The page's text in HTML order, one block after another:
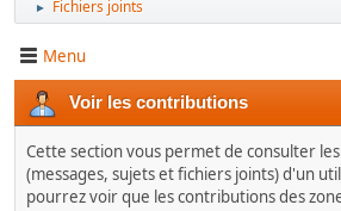
► Fichiers joints
Menu
Voir les contributions
Cette section vous permet de consulter
(messages, sujets et fichiers joints) d'un
pourrez voir que les contributions des